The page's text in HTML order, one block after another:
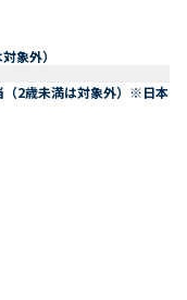
象外）
2歳未満は対象外）※日本